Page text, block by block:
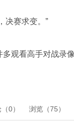
决赛求变。”
观看高手对战录
0） 浏览（75）